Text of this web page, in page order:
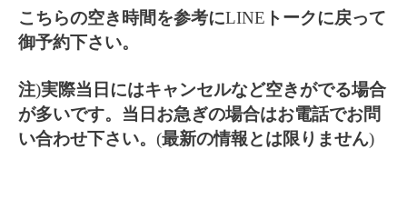
こちらの空き時間を参考にLINE トークに戻って
御予約下さい。
注)実際当日にはキャンセルなど空きがでる場合
が多いです。当日お急ぎの場合はお電話でお問
い合わせ下さい。 (最新の情報とは限りません)